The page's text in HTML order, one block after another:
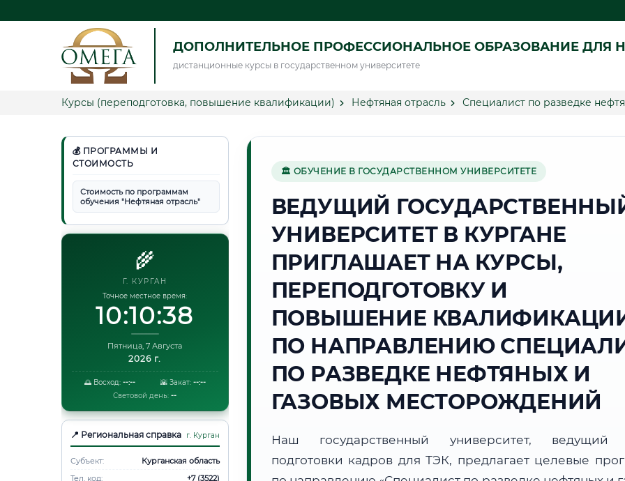
ДОПОЛНИТЕЛЬНОЕ ПРОФЕССИОНАЛЬНОЕ ОБРАЗОВАНИЕ ДЛЯ
дистанционные курсы в государственном университете
Курсы (переподготовка, повышение квалификации) Нефтяная отрасль Специалист по разведке
💰 ПРОГРАММЫ И
СТОИМОСТЬ
Стоимость по программам
обучения "Нефтяная отрасль"
🌾
Г. КУРГАН
Точное местное время:
10:10:39
Пятница, 7 Августа
2026 г.
🌅 Восход: --:-- 🌇 Закат: --:--
Световой день: --
📍 Региональная справка г. Курган
Субъект:
Курганская область
Тел. код:
+7 (3522)
🏛 ОБУЧЕНИЕ В ГОСУДАРСТВЕННОМ УНИВЕРСИТЕТЕ
ВЕДУЩИЙ
УНИВЕРСИТЕТ В КУРГАНЕ
ПРИГЛАШАЕТ НА КУРСЫ,
ПЕРЕПОДГОТОВКУ И
ПОВЫШЕНИЕ
ПО НАПРАВЛЕНИЮ
ПО РАЗВЕДКЕ НЕФТЯНЫХ И
ГАЗОВЫХ МЕСТОРОЖДЕНИЙ
Наш государственный университет, ведущий
подготовки кадров для ТЭК, предлагает целевые